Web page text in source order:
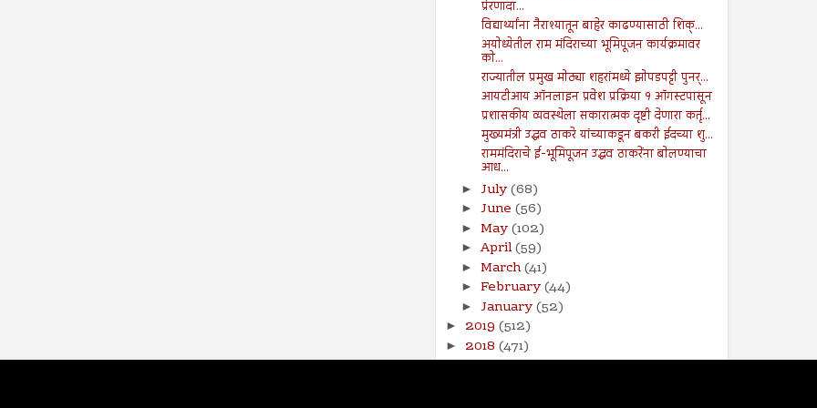
प्रेरणादा...
विद्यार्थ्यांना नैराश्यातून बाहेर काढण्यासाठी शिक्...
अयोध्येतील राम मंदिराच्या भूमिपूजन कार्यक्रमावर
को...
राज्यातील प्रमुख मोठ्या शहरांमध्ये झोपडपट्टी पुनर्...
आयटीआय ऑनलाइन प्रवेश प्रक्रिया १ ऑगस्टपासून
प्रशासकीय व्यवस्थेला सकारात्मक दृष्टी देणारा कर्तृ...
मुख्यमंत्री उद्धव ठाकरे यांच्याकडून बकरी ईदच्या शु...
राममंदिराचे ई-भूमिपूजन उद्धव ठाकरेंना बोलण्याचा
आध...
► July(68)
► June (56)
► May(102)
► April(59)
► March(41)
► February(44)
► January(52)
► 2019 (512)
► 2018 (471)
►2017(141)